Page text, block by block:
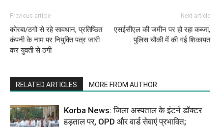
Previous article
कोरबा/ठगो से रहे सावधान, प्रतिष्ठित
कंपनी के नाम पर नियुक्ति पत्र जारी
कर युवती से ठगी
Next article
एसईसीएल की जमीन पर हो रहा कब्जा,
पुलिस चौकी में की गई शिकायत
RELATED ARTICLES MORE FROM AUTHOR
Korba News: जिला अस्पताल के इंटर्न डॉक्टर
हड़ताल पर, OPD और वार्ड सेवाएं प्रभावित;